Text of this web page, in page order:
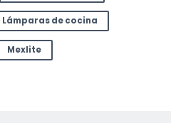
Lámparas de cocina
Mexlite